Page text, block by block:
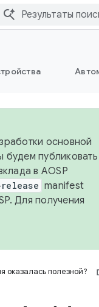
основной
будем публиковать
в AOSP
manifest
Для получения
оказалась полезной?